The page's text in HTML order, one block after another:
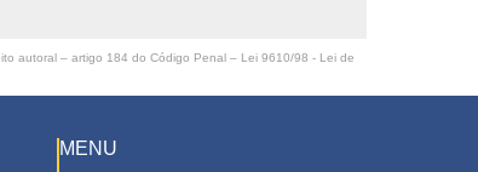
autoral – artigo 184 do Código Penal – Lei 9610/98 - Lei de
MENU